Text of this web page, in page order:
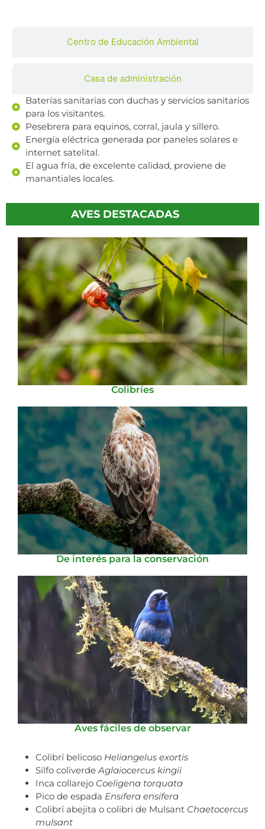
Centro de Educación Ambiental
Casa de administración
Baterías sanitarias con duchas y servicios sanitarios
para los visitantes.
Pesebrera para equinos, corral, jaula y sillero.
Energía eléctrica generada por paneles solares e
internet satelital.
El agua fría, de excelente calidad, proviene de
manantiales locales.
AVES DESTACADAS
Colibríes
De interés para la conservación
Aves fáciles de observar
Colibrí belicoso Heliangelus exortis
Silfo coliverdeAglaiocercus kingii
Inca collarejo Coeligena torquata
Pico de espada Ensifera ensifera
Colibrí abejita o colibri de Mulsant Chaetocercus
mulsant